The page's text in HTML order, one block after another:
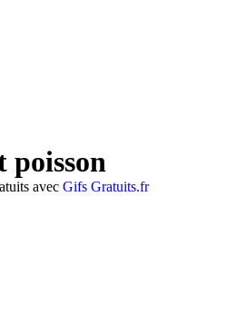
poisson
avec Gifs Gratuits.fr